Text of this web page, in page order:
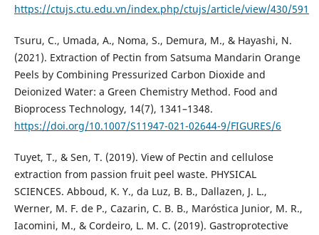
https://ctujs.ctu.edu.vn/index.php/ctujs/article/view/430/591
Tsuru, C., Umada, A., Noma, S., Demura, M., & Hayashi, N.
(2021). Extraction of Pectin from Satsuma Mandarin Orange
Peels by Combining Pressurized Carbon Dioxide and
Deionized Water: a Green Chemistry Method. Food and
Bioprocess Technology, 14(7), 1341–1348.
https://doi.org/10.1007/S11947-021-02644-9/FIGURES/6
Tuyet, T., & Sen, T. (2019). View of Pectin and cellulose
extraction from passion fruit peel waste. PHYSICAL
SCIENCES. Abboud, K. Y., da Luz, B. B., Dallazen, J. L.,
Werner, M. F. de P., Cazarin, C. B. B., Maróstica Junior, M. R.,
Iacomini, M., & Cordeiro, L. M. C. (2019). Gastroprotective